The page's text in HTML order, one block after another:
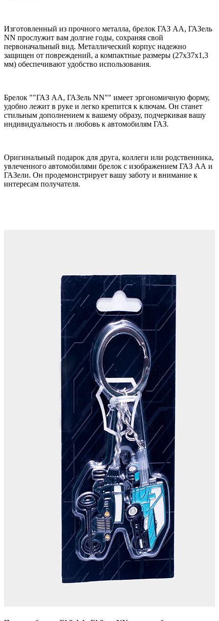
Изготовленный из прочного металла, брелок ГАЗ АА, ГАЗель
NN прослужит вам долгие годы, сохраняя свой
первоначальный вид. Металлический корпус надежно
защищен от повреждений, а компактные размеры (27х37х1,3
мм) обеспечивают удобство использования.
Брелок ""ГАЗ АА, ГАЗель NN"" имеет эргономичную форму,
удобно лежит в руке и легко крепится к ключам. Он станет
стильным дополнением к вашему образу, подчеркивая вашу
индивидуальность и любовь к автомобилям ГАЗ.
Оригинальный подарок для друга, коллеги или родственника,
увлеченного автомобилями брелок с изображением ГАЗ АА и
ГАЗели. Он продемонстрирует вашу заботу и внимание к
интересам получателя.